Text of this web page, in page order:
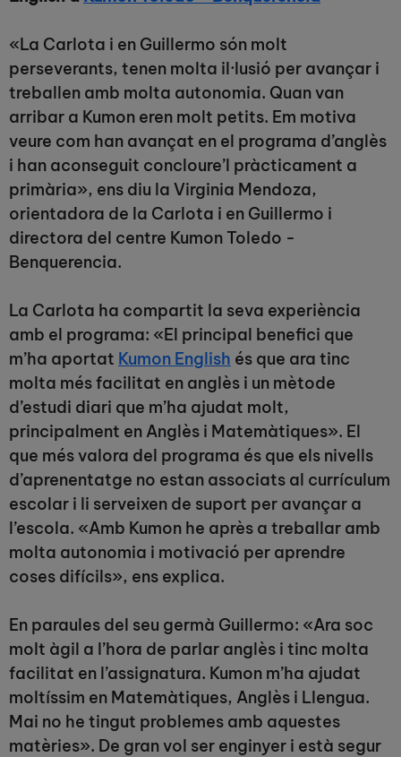
«La Carlota i en Guillermo són molt
perseverants, tenen molta il·lusió per avançar i
treballen amb molta autonomia. Quan van
arribar a Kumon eren molt petits. Em motiva
veure com han avançat en el programa d’anglès
i han aconseguit concloure’l pràcticament a
primària», ens diu la Virginia Mendoza,
orientadora de la Carlota i en Guillermo i
directora del centre Kumon Toledo -
Benquerencia.
La Carlota ha compartit la seva experiència
amb el programa: «El principal benefici que
m’ha aportat Kumon English és que ara tinc
molta més facilitat en anglès i un mètode
d’estudi diari que m’ha ajudat molt,
principalment en Anglès i Matemàtiques». El
que més valora del programa és que els nivells
d’aprenentatge no estan associats al currículum
escolar i li serveixen de suport per avançar a
l’escola. «Amb Kumon he après a treballar amb
molta autonomia i motivació per aprendre
coses difícils», ens explica.
En paraules del seu germà Guillermo: «Ara soc
molt àgil a l’hora de parlar anglès i tinc molta
facilitat en l’assignatura. Kumon m’ha ajudat
moltíssim en Matemàtiques, Anglès i Llengua.
Mai no he tingut problemes amb aquestes
matèries». De gran vol ser enginyer i està segur